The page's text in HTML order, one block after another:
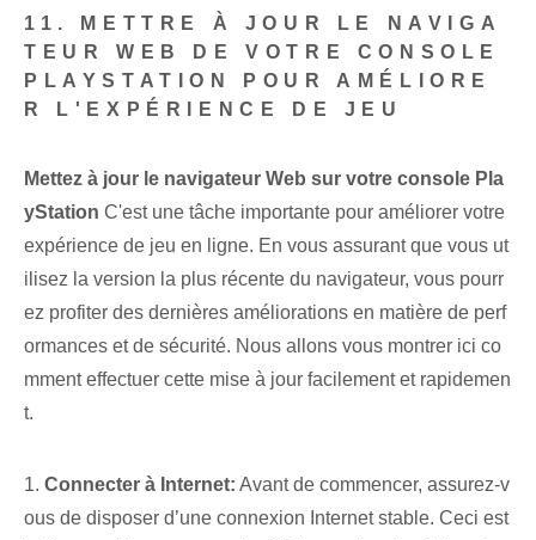
11. METTRE À JOUR LE NAVIGA
TEUR WEB DE VOTRE CONSOLE
PLAYSTATION POUR AMÉLIORE
R L'EXPÉRIENCE DE JEU
Mettez à jour le navigateur Web sur votre console Pla
yStation C'est une tâche importante pour améliorer votre
expérience de jeu en ligne. En vous assurant que vous ut
ilisez la version la plus récente du navigateur, vous pourr
ez profiter des dernières améliorations en matière de perf
ormances et de sécurité. Nous allons vous montrer ici co
mment effectuer cette mise à jour facilement et rapidemen
t.
1. Connecter à Internet: Avant de commencer, assurez-v
ous de disposer d’une connexion Internet stable. Ceci est